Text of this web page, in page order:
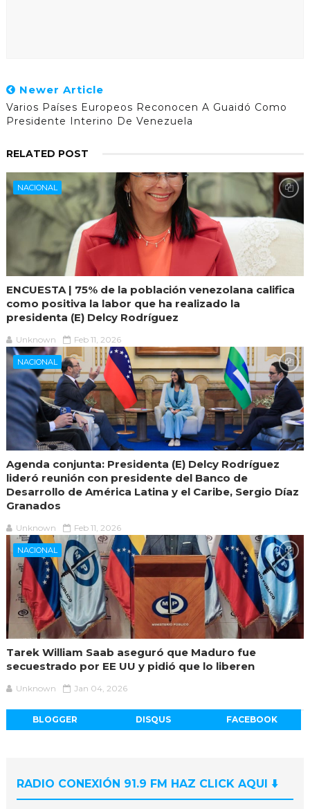
Newer Article
Varios Países Europeos Reconocen A Guaidó Como
Presidente Interino De Venezuela
RELATED POST
NACIONAL
ENCUESTA | 75% de la población venezolana califica
como positiva la labor que ha realizado la
presidenta (E) Delcy Rodríguez
Unknown Feb 11, 2026
NACIONAL
Agenda conjunta: Presidenta (E) Delcy Rodríguez
lideró reunión con presidente del Banco de
Desarrollo de América Latina y el Caribe, Sergio Díaz
Granados
Unknown Feb 11, 2026
NACIONAL
Tarek William Saab aseguró que Maduro fue
secuestrado por EE UU y pidió que lo liberen
Unknown Jan 04, 2026
BLOGGER DISQUS FACEBOOK
RADIO CONEXIÓN 91.9 FM HAZ CLICK AQUI ⬇️